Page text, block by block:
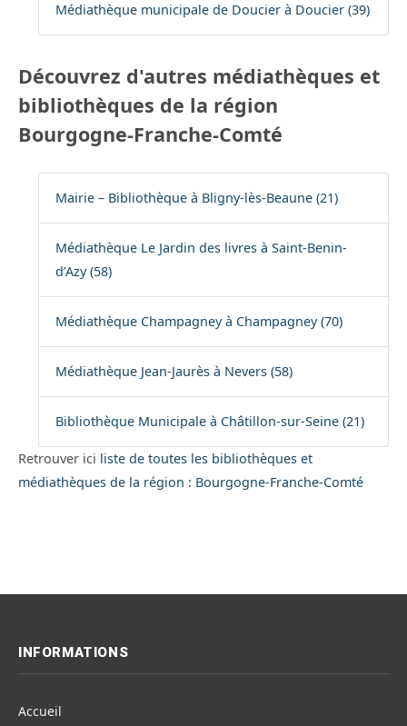
Médiathèque municipale de Doucier à Doucier (39)
Découvrez d'autres médiathèques et
bibliothèques de la région
Bourgogne-Franche-Comté
Mairie – Bibliothèque à Bligny-lès-Beaune (21)
Médiathèque Le Jardin des livres à Saint-Benin-
d’Azy (58)
Médiathèque Champagney à Champagney (70)
Médiathèque Jean-Jaurès à Nevers (58)
Bibliothèque Municipale à Châtillon-sur-Seine (21)
Retrouver ici liste de toutes les bibliothèques et
médiathèques de la région : Bourgogne-Franche-Comté
INFORMATIONS
Accueil